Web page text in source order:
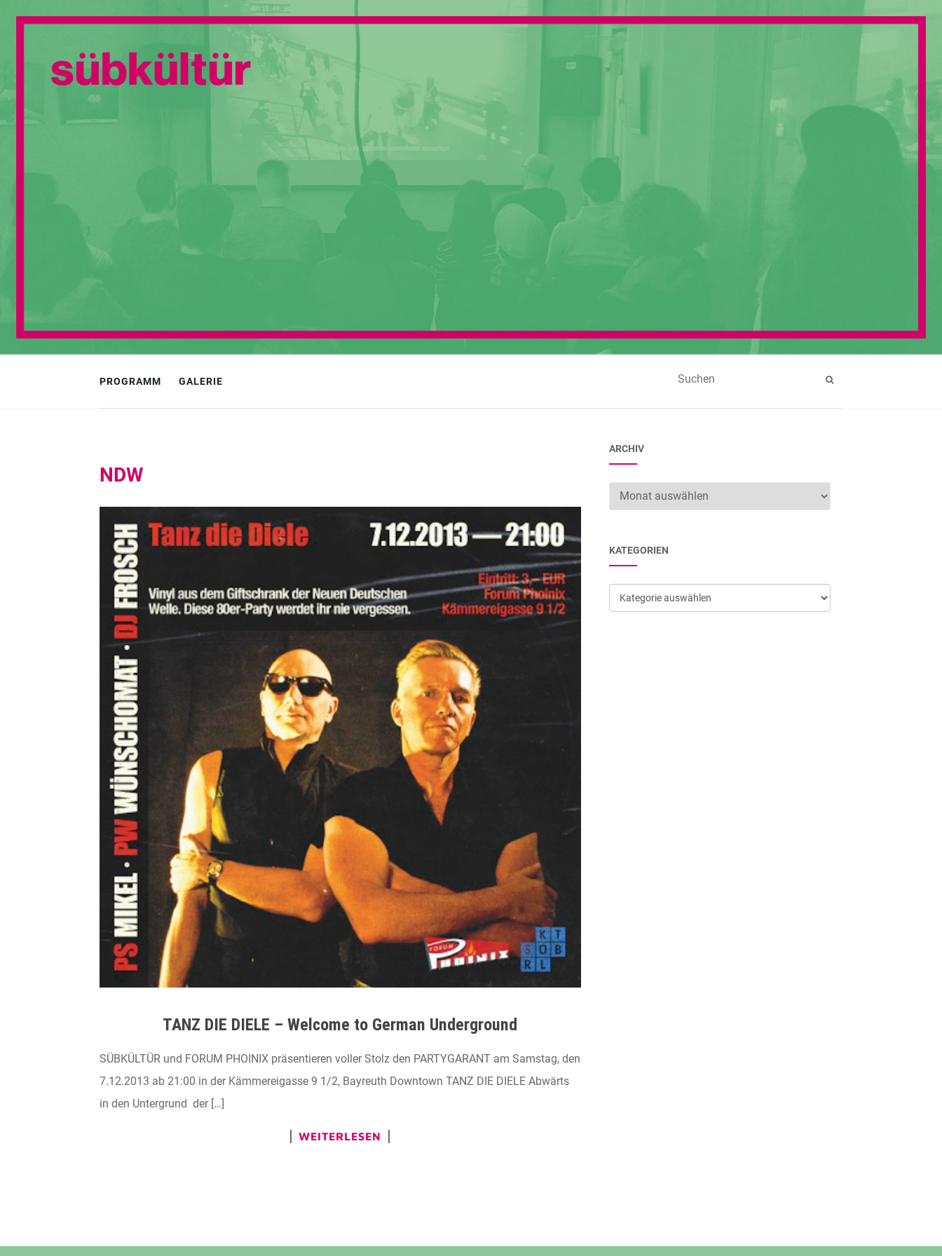
PROGRAMM GALERIE
NDW
TANZ DIE DIELE – Welcome to German Underground
SÜBKÜLTÜR und FORUM PHOINIX präsentieren voller Stolz den PARTYGARANT am Samstag, den
7.12.2013 ab 21:00 in der Kämmereigasse 9 1/2, Bayreuth Downtown TANZ DIE DIELE Abwärts
in den Untergrund der […]
WEITERLESEN
ARCHIV
Archiv
KATEGORIEN
Kategorien